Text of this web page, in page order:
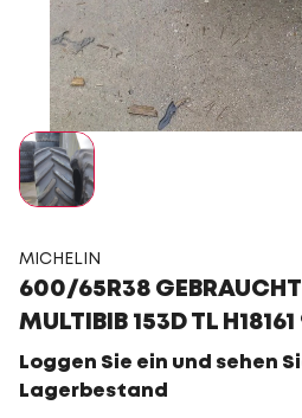
MICHELIN
600/65R38
MULTIBIB 153D TL
Loggen Sie ein und sehen
Lagerbestand